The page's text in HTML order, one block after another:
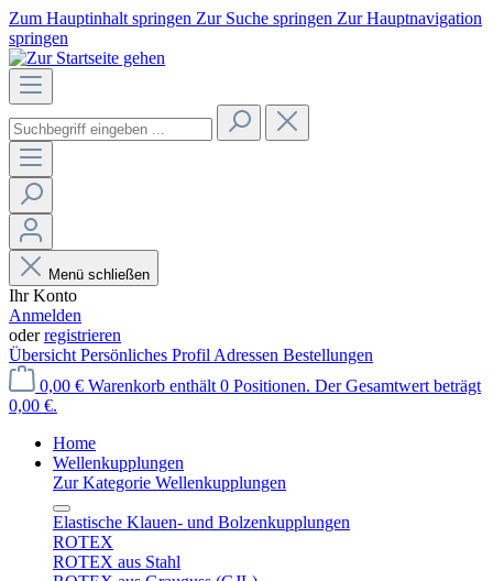
Zum Hauptinhalt springen Zur Suche springen Zur Hauptnavigation
springen
Menü schließen
Ihr Konto
Anmelden
oderregistrieren
Übersicht Persönliches Profil Adressen Bestellungen
0,00 € Warenkorb enthält 0 Positionen. Der Gesamtwert beträgt
0,00 €.
Home
Wellenkupplungen
Zur Kategorie Wellenkupplungen
Elastische Klauen- und Bolzenkupplungen
ROTEX
ROTEX aus Stahl